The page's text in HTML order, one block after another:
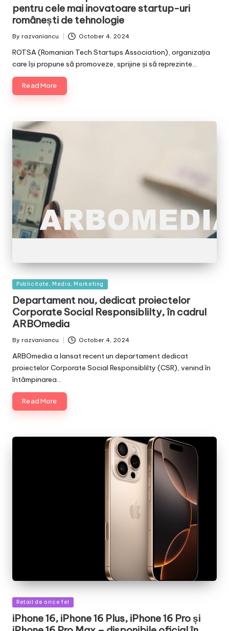
pentru cele mai inovatoare startup-uri
românești de tehnologie
Posted
By razvaniancu October 4, 2024
ROTSA (Romanian Tech Startups Association), organizația
care își propune să promoveze, sprijine și să reprezinte…
Read More
Posted
Publicitate, Media, Marketing
Departament nou, dedicat proiectelor
Corporate Social Responsiblilty, în cadrul
ARBOmedia
Posted
By razvaniancu October 4, 2024
ARBOmedia a lansat recent un departament dedicat
proiectelor Corporate Social Responsiblilty (CSR), venind în
întâmpinarea…
Read More
Posted
Retail de orice fel
iPhone 16, iPhone 16 Plus, iPhone 16 Pro și